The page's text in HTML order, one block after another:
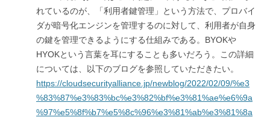
れているのが、「利用者鍵管理」という方法で、プロバイ
ダが暗号化エンジンを管理するのに対して、利用者が自身
の鍵を管理できるようにする仕組みである。BYOKや
HYOKという言葉を耳にすることも多いだろう。この詳細
については、以下のブログを参照していただきたい。
https://cloudsecurityalliance.jp/newblog/2022/02/09/%e3
%83%87%e3%83%bc%e3%82%bf%e3%81%ae%e6%9a
%97%e5%8f%b7%e5%8c%96%e3%81%ab%e3%81%8a